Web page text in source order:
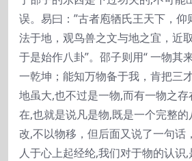
误。易曰：”古者庖牺氏王天下，
法于地，观鸟兽之文与地之宜，近
于是始作八卦”。邵子则用“ 一物其
一乾坤；能知万物备于我，肯把三
地虽大,也不过是一物,而有一物之
在,也就是说凡是物,既是一个完整的
改,不以物移，但后面又说了一句话
人于心上起经纶,我们对于物的认识